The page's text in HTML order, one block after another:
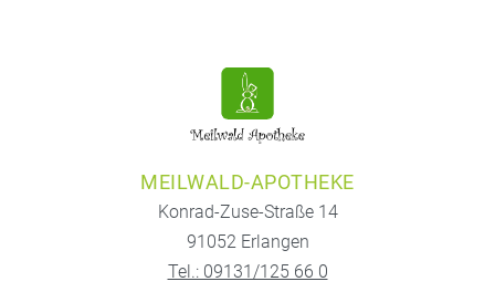
MEILWALD-APOTHEKE
Konrad-Zuse-Straße 14
91052 Erlangen
Tel.: 09131/125 66 0